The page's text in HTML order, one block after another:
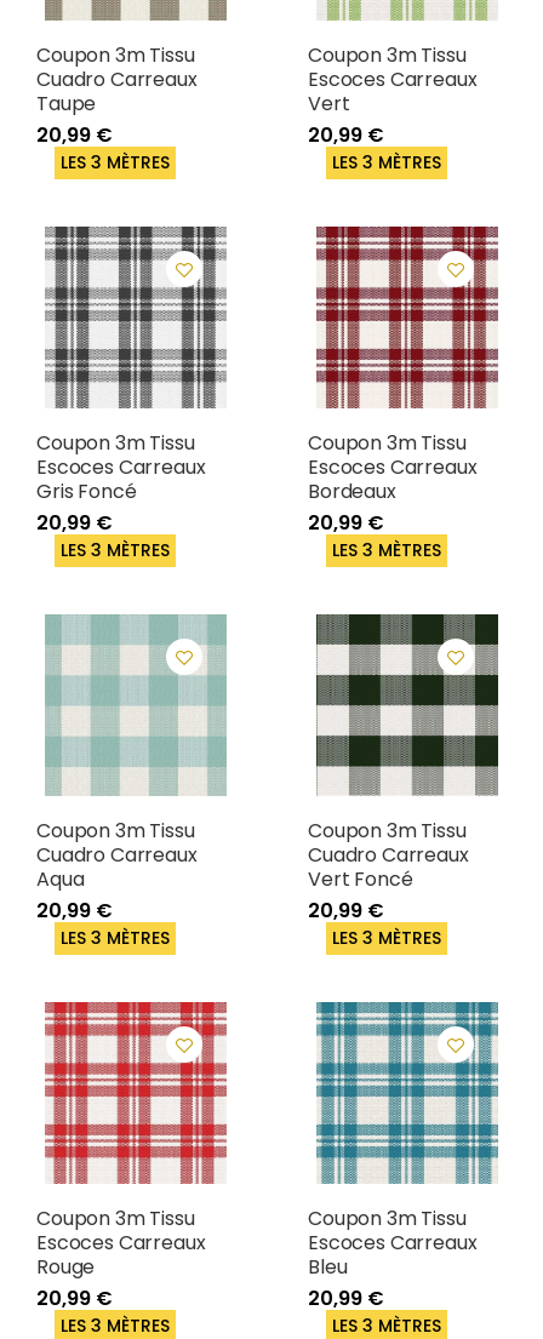
Coupon 3m Tissu
Cuadro Carreaux
Taupe
20,99 €
LES 3 MÈTRES
Coupon 3m Tissu
Escoces Carreaux
Vert
20,99 €
LES 3 MÈTRES
Coupon 3m Tissu
Escoces Carreaux
Gris Foncé
20,99 €
LES 3 MÈTRES
Coupon 3m Tissu
Escoces Carreaux
Bordeaux
20,99 €
LES 3 MÈTRES
Coupon 3m Tissu
Cuadro Carreaux
Aqua
20,99 €
LES 3 MÈTRES
Coupon 3m Tissu
Cuadro Carreaux
Vert Foncé
20,99 €
LES 3 MÈTRES
Coupon 3m Tissu
Escoces Carreaux
Rouge
20,99 €
LES 3 MÈTRES
Coupon 3m Tissu
Escoces Carreaux
Bleu
20,99 €
LES 3 MÈTRES